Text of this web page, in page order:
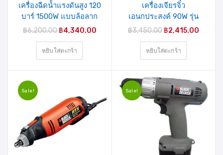
เครื่องฉีดน้ำแรงดันสูง 120
บาร์ 1500W แบบล้อลาก
รุ่น PW1570TD-B1
฿6,200.00 ฿4,340.00
หยิบใส่ตะกร้า
เครื่องเจียรจิ๋ว
เอนกประสงค์ 90W รุ่น
RTX1-B1
฿3,450.00 ฿2,415.00
หยิบใส่ตะกร้า
Sale! Sale!